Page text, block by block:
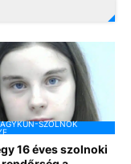
SZOLNOK
16 éves szolnoki